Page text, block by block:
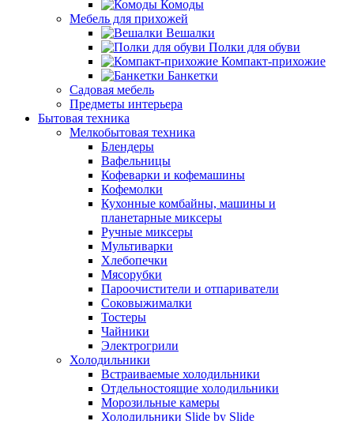
Комоды
Мебель для прихожей
Вешалки
Полки для обуви
Компакт-прихожие
Банкетки
Садовая мебель
Предметы интерьера
Бытовая техника
Мелкобытовая техника
Блендеры
Вафельницы
Кофеварки и кофемашины
Кофемолки
Кухонные комбайны, машины и
планетарные миксеры
Ручные миксеры
Мультиварки
Хлебопечки
Мясорубки
Пароочистители и отпариватели
Соковыжималки
Тостеры
Чайники
Электрогрили
Холодильники
Встраиваемые холодильники
Отдельностоящие холодильники
Морозильные камеры
Холодильники Slide by Slide